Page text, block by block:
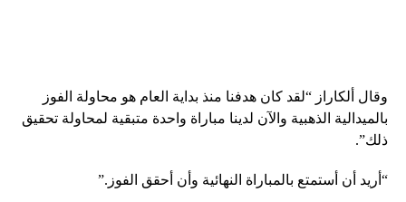
وقال ألكاراز “لقد كان هدفنا منذ بداية العام هو محاولة الفوز
بالميدالية الذهبية والآن لدينا مباراة واحدة متبقية لمحاولة تحقيق
ذلك”.
“أريد أن أستمتع بالمباراة النهائية وأن أحقق الفوز.”